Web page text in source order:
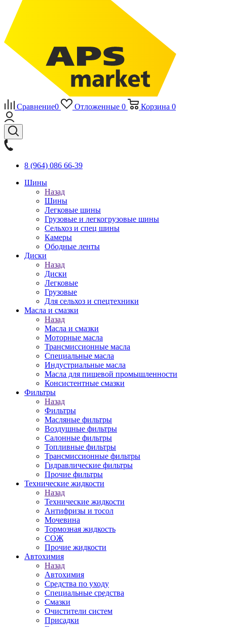
Сравнение0 Отложенные 0 Корзина 0
8 (964) 086 66-39
Шины
Назад
Шины
Легковые шины
Грузовые и легкогрузовые шины
Сельхоз и спец шины
Камеры
Ободные ленты
Диски
Назад
Диски
Легковые
Грузовые
Для сельхоз и спецтехники
Масла и смазки
Назад
Масла и смазки
Моторные масла
Трансмиссионные масла
Специальные масла
Индустриальные масла
Масла для пищевой промышленности
Консистентные смазки
Фильтры
Назад
Фильтры
Масляные фильтры
Воздушные фильтры
Салонные фильтры
Топливные фильтры
Трансмиссионные фильтры
Гидравлические фильтры
Прочие фильтры
Технические жидкости
Назад
Технические жидкости
Антифризы и тосол
Мочевина
Тормозная жидкость
СОЖ
Прочие жидкости
Автохимия
Назад
Автохимия
Средства по уходу
Специальные средства
Смазки
Очистители систем
Присадки